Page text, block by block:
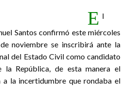
E l
Santos confirmó este miércoles
noviembre se inscribirá ante la
del Estado Civil como candidato
la República, de esta manera el
a la incertidumbre que rondaba el